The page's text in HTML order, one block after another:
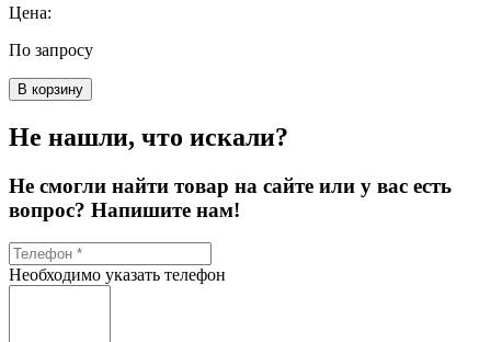
Цена:
По запросу
В корзину
Не нашли, что искали?
Не смогли найти товар на сайте или у вас есть
вопрос? Напишите нам!
Необходимо указать телефон